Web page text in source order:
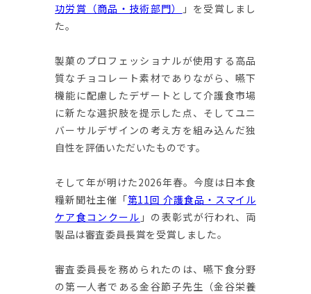
功労賞（商品・技術部門）
」を受賞しまし
た。
製菓のプロフェッショナルが使用する高品
質なチョコレート素材でありながら、嚥下
機能に配慮したデザートとして介護食市場
に新たな選択肢を提示した点、そしてユニ
バーサルデザインの考え方を組み込んだ独
自性を評価いただいたものです。
そして年が明けた2026年春。今度は日本食
糧新聞社主催「第11回 介護食品・スマイル
ケア食コンクール 」の表彰式が行われ、両
製品は審査委員長賞を受賞しました。
審査委員長を務められたのは、嚥下食分野
の第一人者である金谷節子先生（金谷栄養